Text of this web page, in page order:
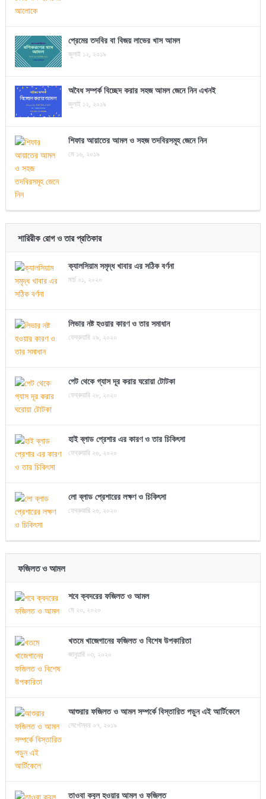
প্রেমের তদবির বা বিজয় লাভের খাস আমল
জুলাই ১২, ২০১৯
অবৈধ সম্পর্ক বিচ্ছেদ করার সহজ আমল জেনে নিন এখনই
জুলাই ১২, ২০১৯
শিফার আয়াতের আমল ও সহজ তদবিরসমূহ জেনে নিন
মে ১৬, ২০১৯
শারিরীক রোগ ও তার প্রতিকার
ক্যালসিয়াম সমৃদ্ধ খাবার এর সঠিক বর্ণনা
মার্চ ০১, ২০২০
লিভার নষ্ট হওয়ার কারণ ও তার সমাধান
ফেব্রুয়ারি ২৯, ২০২০
পেট থেকে গ্যাস দূর করার ঘরোয়া টোটকা
ফেব্রুয়ারি ২৮, ২০২০
হাই ব্লাড প্রেশার এর কারণ ও তার চিকিৎসা
ফেব্রুয়ারি ২৬, ২০২০
লো ব্লাড প্রেশারের লক্ষণ ও চিকিৎসা
ফেব্রুয়ারি ২৬, ২০২০
ফজিলত ও আমল
শবে ক্বদরের ফজিলত ও আমল
মে ২০, ২০২০
খতমে খাজেগানের ফজিলত ও বিশেষ উপকারিতা
জানুয়ারি ০৩, ২০২০
আশুরার ফজিলত ও আমল সম্পর্কে বিস্তারিত পড়ুন এই আর্টিকেলে
সেপ্টেম্বর ০৭, ২০১৯
তাওবা কবুল হওয়ার আমল ও ফজিলত